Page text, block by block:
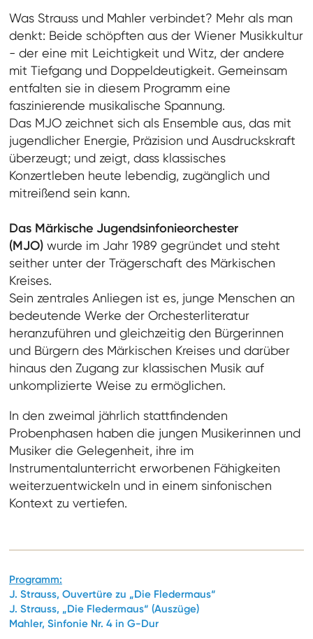
Was Strauss und Mahler verbindet? Mehr als man
denkt: Beide schöpften aus der Wiener Musikkultur
- der eine mit Leichtigkeit und Witz, der andere
mit Tiefgang und Doppeldeutigkeit. Gemeinsam
entfalten sie in diesem Programm eine
faszinierende musikalische Spannung.
Das MJO zeichnet sich als Ensemble aus, das mit
jugendlicher Energie, Präzision und Ausdruckskraft
überzeugt; und zeigt, dass klassisches
Konzertleben heute lebendig, zugänglich und
mitreißend sein kann.
Das Märkische Jugendsinfonieorchester
(MJO) wurde im Jahr 1989 gegründet und steht
seither unter der Trägerschaft des Märkischen
Kreises.
Sein zentrales Anliegen ist es, junge Menschen an
bedeutende Werke der Orchesterliteratur
heranzuführen und gleichzeitig den Bürgerinnen
und Bürgern des Märkischen Kreises und darüber
hinaus den Zugang zur klassischen Musik auf
unkomplizierte Weise zu ermöglichen.
In den zweimal jährlich stattfindenden
Probenphasen haben die jungen Musikerinnen und
Musiker die Gelegenheit, ihre im
Instrumentalunterricht erworbenen Fähigkeiten
weiterzuentwickeln und in einem sinfonischen
Kontext zu vertiefen.
Programm:
J. Strauss, Ouvertüre zu „Die Fledermaus“
J. Strauss, „Die Fledermaus“ (Auszüge)
Mahler, Sinfonie Nr. 4 in G-Dur